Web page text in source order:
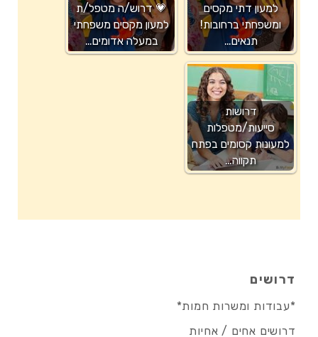
למעון דתי מקסים
ומשפחתי ברחובות!
תנאים…
💗 דרוש/ה מטפל/ת
למעון מקסים משפחתי
במעלה אדומים…
דרושות
סייעות/מטפלות
למעונות קסומים בפתח
תקווה…
דרושים
*עבודות ומשרות חמות*
דרושים אחים / אחיות